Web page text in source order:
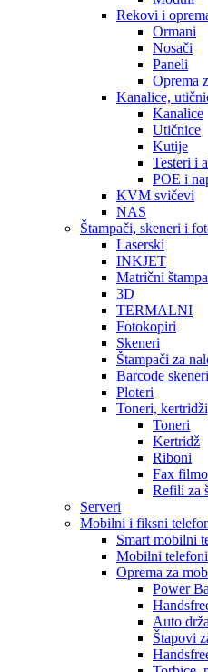
Rekovi i
Ormani
Nosači
Paneli
Oprema
Kanalice,
Kanalice
Utičnice
Kutije
Testeri i
POE i
KVM svičevi
NAS
Štampači, skeneri i
Laserski
INKJET
Matrični
3D
TERMALNI
Fotokopiri
Skeneri
Štampači za
Barcode skeneri
Ploteri
Toneri,
Toneri
Kertridž
Riboni
Fax
Refili za
Serveri
Mobilni i fiksni
Smart mobilni
Mobilni telefoni
Oprema za
Power
Auto
Štapovi